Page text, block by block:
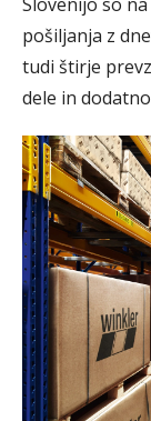
pošiljanja z
tudi štirje
dele in